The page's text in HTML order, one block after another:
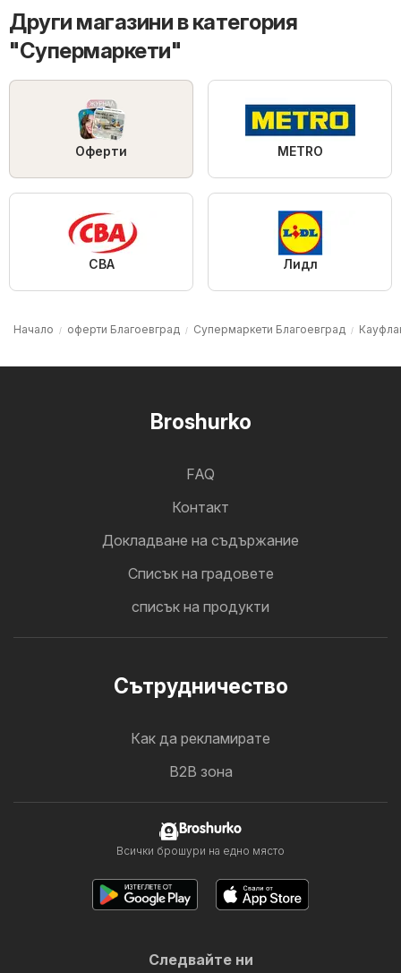
Други магазини в категория
"Супермаркети"
Оферти METRO
CBA Лидл
Начало оферти Благоевград Супермаркети Благоевград
Broshurko
FAQ
Контакт
Докладване на съдържание
Cписък на градовете
списък на продукти
Cътрудничество
Как да рекламирате
B2B зона
Broshurko
Всички брошури на едно място
Следвайте ни